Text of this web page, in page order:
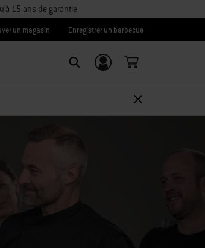
15 ans de garantie
un magasin Enregistrer un barbecue
Se connecter/
S’inscrire